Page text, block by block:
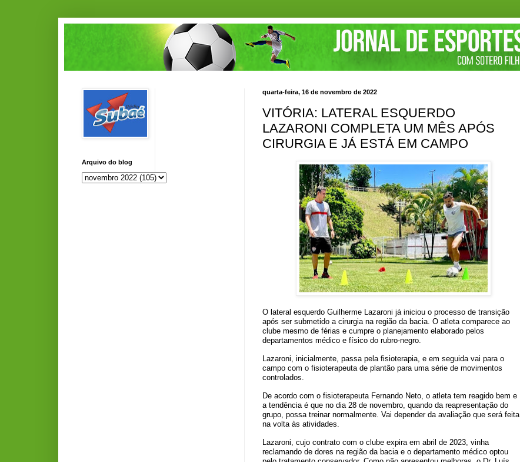
quarta-feira, 16 de novembro de 2022
VITÓRIA: LATERAL ESQUERDO
LAZARONI COMPLETA UM MÊS APÓS
CIRURGIA E JÁ ESTÁ EM CAMPO
O lateral esquerdo Guilherme Lazaroni já iniciou o processo de transição
após ser submetido a cirurgia na região da bacia. O atleta comparece ao
clube mesmo de férias e cumpre o planejamento elaborado pelos
departamentos médico e físico do rubro-negro.
Lazaroni, inicialmente, passa pela fisioterapia, e em seguida vai para o
campo com o fisioterapeuta de plantão para uma série de movimentos
controlados.
De acordo com o fisioterapeuta Fernando Neto, o atleta tem reagido bem e
a tendência é que no dia 28 de novembro, quando da reapresentação do
grupo, possa treinar normalmente. Vai depender da avaliação que será feita
na volta às atividades.
Lazaroni, cujo contrato com o clube expira em abril de 2023, vinha
reclamando de dores na região da bacia e o departamento médico optou
Arquivo do blog